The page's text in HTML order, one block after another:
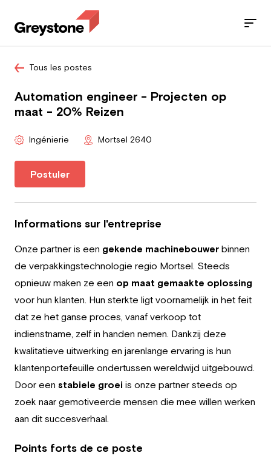
Travailleur
Employeur
À propos de nous
Notre équipe
Jobs
Nos services
Secteurs
Blog
Tous les postes
Automation engineer - Projecten op
maat - 20% Reizen
Ingénierie Mortsel 2640
Postuler
Informations sur l'entreprise
Onze partner is een gekende machinebouwer binnen
de verpakkingstechnologie regio Mortsel. Steeds
opnieuw maken ze een op maat gemaakte oplossing
voor hun klanten. Hun sterkte ligt voornamelijk in het feit
dat ze het ganse proces, vanaf verkoop tot
indienstname, zelf in handen nemen. Dankzij deze
kwalitatieve uitwerking en jarenlange ervaring is hun
klantenportefeuille ondertussen wereldwijd uitgebouwd.
Door een stabiele groei is onze partner steeds op
zoek naar gemotiveerde mensen die mee willen werken
aan dit succesverhaal.
Points forts de ce poste